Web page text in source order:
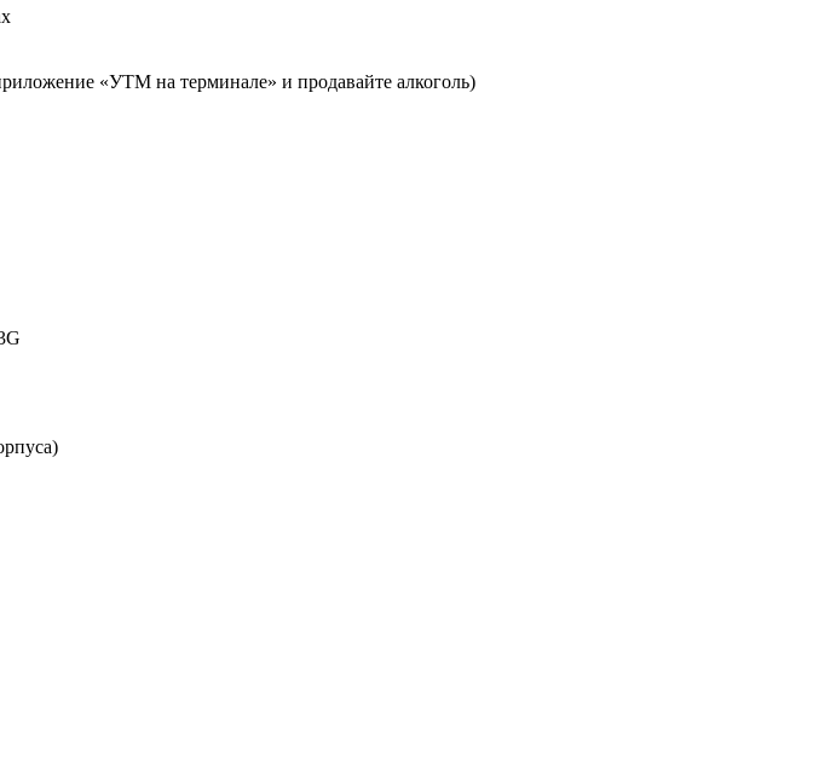
«УТМ на терминале» и продавайте алкоголь)